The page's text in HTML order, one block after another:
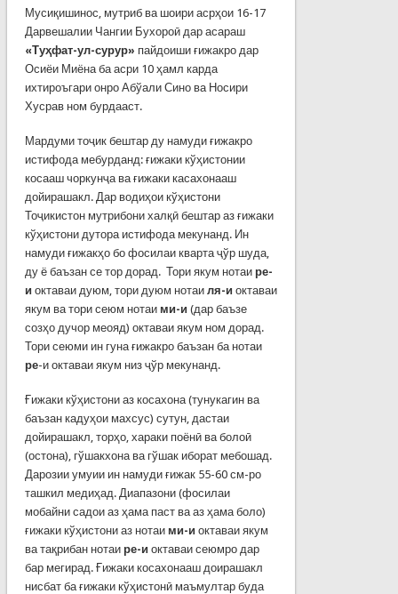
Мусиқишинос, мутриб ва шоири асрҳои 16-17
Дарвешалии Чангии Бухороӣ дар асараш
«Туҳфат-ул-сурур» пайдоиши ғижакро дар
Осиёи Миёна ба асри 10 ҳамл карда
ихтироъгари онро Абўали Сино ва Носири
Хусрав ном бурдааст.
Мардуми тоҷик бештар ду намуди ғижакро
истифода мебурданд: ғижаки кўҳистонии
косааш чоркунҷа ва ғижаки касахонааш
дойирашакл. Дар водиҳои кўҳистони
Тоҷикистон мутрибони халқӣ бештар аз ғижаки
кўҳистони дутора истифода мекунанд. Ин
намуди ғижакҳо бо фосилаи кварта ҷўр шуда,
ду ё баъзан се тор дорад. Тори якум нотаи ре-
и октаваи дуюм, тори дуюм нотаиля-и октаваи
якум ва тори сеюм нотаи ми-и (дар баъзе
созҳо дучор меояд) октаваи якум ном дорад.
Тори сеюми ин гуна ғижакро баъзан ба нотаи
ре-и октаваи якум низ ҷўр мекунанд.
Ғижаки кўҳистони аз косахона (тунукагин ва
баъзан кадуҳои махсус) сутун, дастаи
дойирашакл, торҳо, хараки поёнӣ ва болоӣ
(остона), гўшакхона ва гўшак иборат мебошад.
Дарозии умуии ин намуди ғижак 55-60 см-ро
ташкил медиҳад. Диапазони (фосилаи
мобайни садои аз ҳама паст ва аз ҳама боло)
ғижаки кўҳистони аз нотаи ми-и октаваи якум
ва тақрибан нотаи ре-и октаваи сеюмро дар
бар мегирад. Ғижаки косахонааш доирашакл
нисбат ба ғижаки кўҳистонӣ маъмултар буда